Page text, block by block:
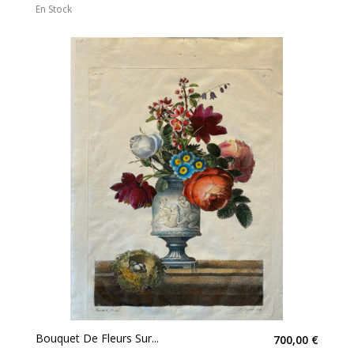
En Stock
Bouquet De Fleurs Sur... 700,00 €